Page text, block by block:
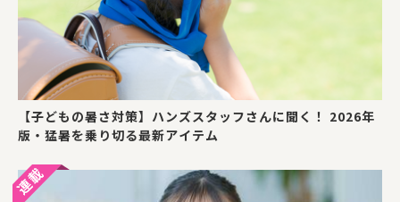
【子どもの暑さ対策】ハンズスタッフさんに聞く！ 2026年
版・猛暑を乗り切る最新アイテム